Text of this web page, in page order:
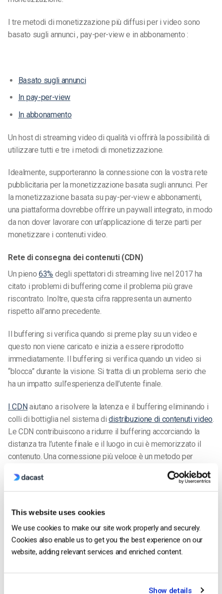
This website uses cookies
We use cookies to make our site work properly and securely.
Cookies also enable us to get you the best experience on our
website, adding relevant services and enriched content.
Show details
I tre metodi di monetizzazione più diffusi per i video sono
basato sugli annunci , pay-per-view e in abbonamento :
Basato sugli annunci
In pay-per-view
In abbonamento
Un host di streaming video di qualità vi offrirà la possibilità di
utilizzare tutti e tre i metodi di monetizzazione.
Idealmente, supporteranno la connessione con la vostra rete
pubblicitaria per la monetizzazione basata sugli annunci. Per
la monetizzazione basata su pay-per-view e abbonamenti,
una piattaforma dovrebbe offrire un paywall integrato, in modo
da non dover lavorare con un’applicazione di terze parti per
monetizzare i contenuti video.
Rete di consegna dei contenuti (CDN)
Un pieno63% degli spettatori di streaming live nel 2017 ha
citato i problemi di buffering come il problema più grave
riscontrato. Inoltre, questa cifra rappresenta un aumento
rispetto all’anno precedente.
Il buffering si verifica quando si preme play su un video e
questo non viene caricato e inizia a essere riprodotto
immediatamente. Il buffering si verifica quando un video si
“blocca” durante la visione. Si tratta di un problema serio che
ha un impatto sull’esperienza dell’utente finale.
I CDNaiutano a risolvere la latenza e il buffering eliminando i
colli di bottiglia nel sistema didistribuzione di contenuti video
Le CDN contribuiscono a ridurre il buffering accorciando la
distanza tra l’utente finale e il luogo in cui è memorizzato il
contenuto. Una connessione più veloce è un metodo per
Se state cercando ditrasmettere video in Cinaassicuratevi
Lo streaming video in Cina richiede licenze e infrastrutture
specifiche ed è una funzione offerta solo da poche
piattaforme.